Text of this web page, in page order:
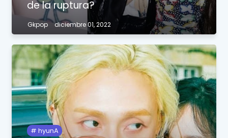
de la ruptura?
Gkpop diciembre 01, 2022
hyunA